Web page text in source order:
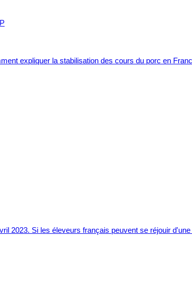
expliquer la stabilisation des cours du porc en
2023. Si les éleveurs français peuvent se réjouir